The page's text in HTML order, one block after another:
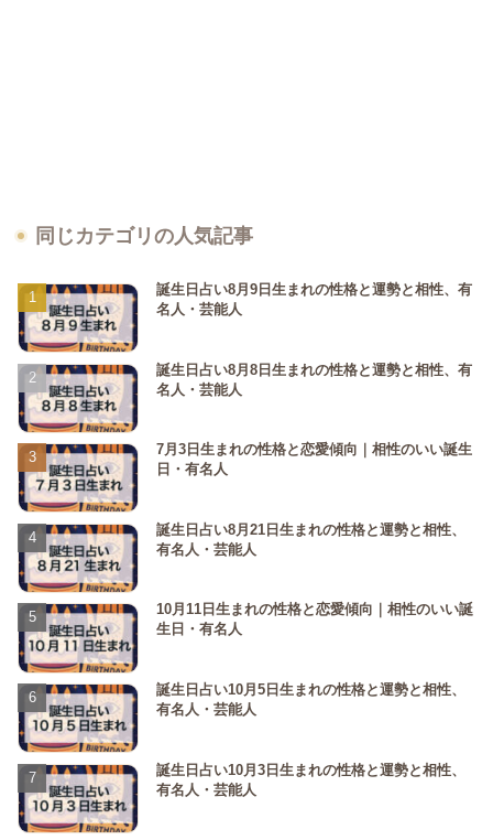
同じカテゴリの人気記事
誕生日占い8月9日生まれの性格と運勢と相性、有
名人・芸能人
誕生日占い8月8日生まれの性格と運勢と相性、有
名人・芸能人
7月3日生まれの性格と恋愛傾向｜相性のいい誕生
日・有名人
誕生日占い8月21日生まれの性格と運勢と相性、
有名人・芸能人
10月11日生まれの性格と恋愛傾向｜相性のいい誕
生日・有名人
誕生日占い10月5日生まれの性格と運勢と相性、
有名人・芸能人
誕生日占い10月3日生まれの性格と運勢と相性、
有名人・芸能人